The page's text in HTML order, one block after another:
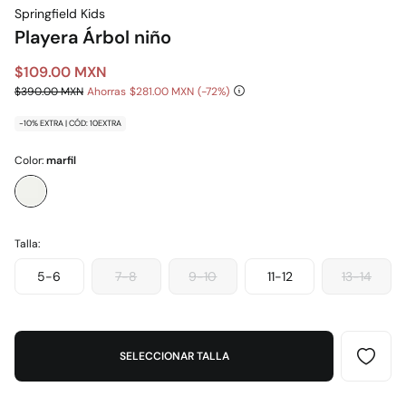
Springfield Kids
Playera Árbol niño
$109.00 MXN
$390.00 MXN Ahorras $281.00 MXN 72
-10% EXTRA | CÓD: 10EXTRA
Color:marfil
Talla:
5-6 7-8 9-10 11-12 13-14
SELECCIONAR TALLA